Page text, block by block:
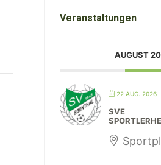
Veranstaltungen
AUGUST
22 AUG. 2026
SVE